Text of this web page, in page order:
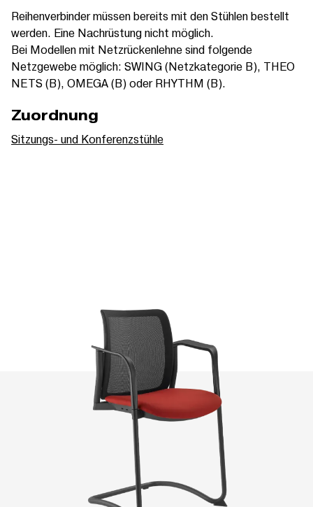
Reihenverbinder müssen bereits mit den Stühlen bestellt
werden. Eine Nachrüstung nicht möglich.
Bei Modellen mit Netzrückenlehne sind folgende
Netzgewebe möglich: SWING (Netzkategorie B), THEO
NETS (B), OMEGA (B) oder RHYTHM (B).
Zuordnung
Sitzungs- und Konferenzstühle